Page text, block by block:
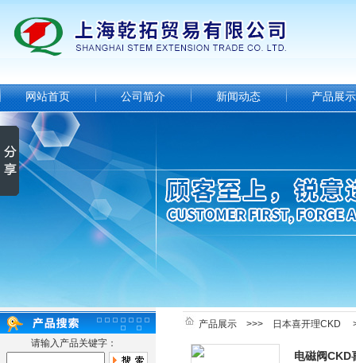
网站首页 公司简介 新闻动态 产品展示
请输入产品关键字：
产品展示 >>> 日本喜开理CKD
电磁阀CKD